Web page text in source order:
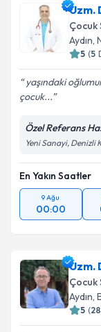
almanız için
E-posta
Metni
Uzm.
Çocuk
Aydın,
5 (5
yaşındaki
çocuk...
Özel Referans
Yeni Sanayi, Denizli
En Yakın Saatler
9 Ağu
00:00
Uzm.
Çocuk
Aydın,
5 (